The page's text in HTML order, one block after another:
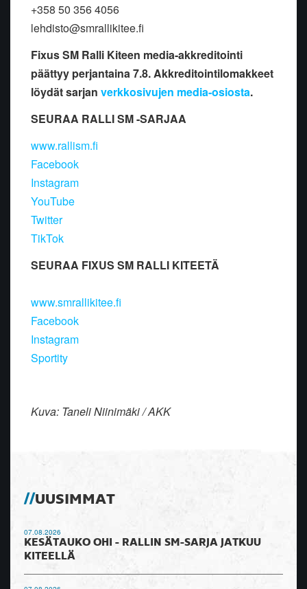
+358 50 356 4056
lehdisto@smrallikitee.fi
Fixus SM Ralli Kiteen media-akkreditointi
päättyy perjantaina 7.8. Akkreditointilomakkeet
löydät sarjan verkkosivujen media-osiosta.
SEURAA RALLI SM -SARJAA
www.rallism.fi
Facebook
Instagram
YouTube
Twitter
TikTok
SEURAA FIXUS SM RALLI KITEETÄ
www.smrallikitee.fi
Facebook
Instagram
Sportity
Kuva: Taneli Niinimäki / AKK
UUSIMMAT
07.08.2026
KESÄTAUKO OHI - RALLIN SM-SARJA JATKUU
KITEELLÄ